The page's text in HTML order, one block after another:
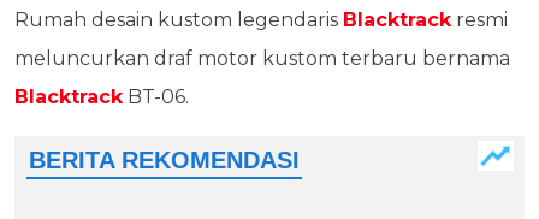
Rumah desain kustom legendaris Blacktrackresmi
meluncurkan draf motor kustom terbaru bernama
BlacktrackBT-06.